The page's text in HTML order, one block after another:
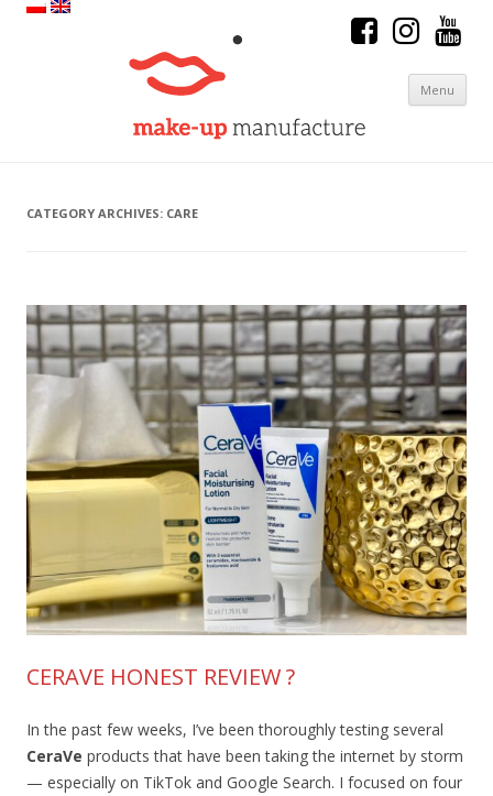
Menu
CATEGORY ARCHIVES: CARE
CERAVE HONEST REVIEW ?
In the past few weeks, I’ve been thoroughly testing several
CeraVe products that have been taking the internet by storm
— especially on TikTok and Google Search. I focused on four